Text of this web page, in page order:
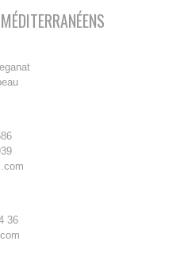
36